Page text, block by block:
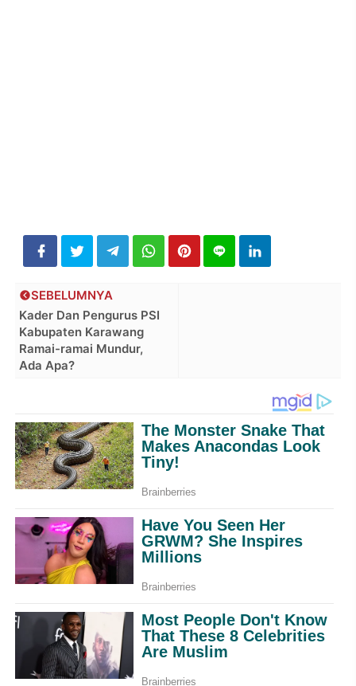
SEBELUMNYA
Kader Dan Pengurus PSI
Kabupaten Karawang
Ramai-ramai Mundur,
Ada Apa?